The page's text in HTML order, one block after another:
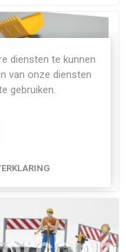
diensten te kunnen
van onze diensten
gebruiken.